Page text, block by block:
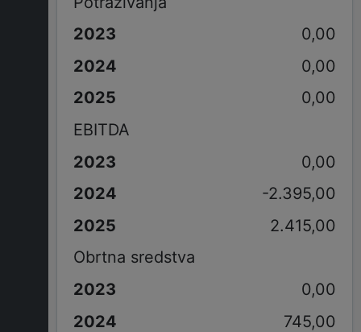
0,00
0,00
0,00
EBITDA
0,00
-2.395,00
2.415,00
Obrtna sredstva
0,00
745,00